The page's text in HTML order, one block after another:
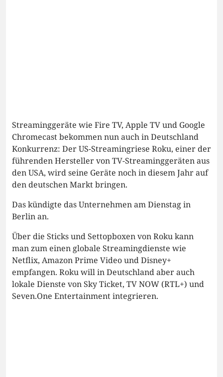
Streaminggeräte wie Fire TV, Apple TV und Google
Chromecast bekommen nun auch in Deutschland
Konkurrenz: Der US-Streamingriese Roku, einer der
führenden Hersteller von TV-Streaminggeräten aus
den USA, wird seine Geräte noch in diesem Jahr auf
den deutschen Markt bringen.
Das kündigte das Unternehmen am Dienstag in
Berlin an.
Über die Sticks und Settopboxen von Roku kann
man zum einen globale Streamingdienste wie
Netflix, Amazon Prime Video und Disney+
empfangen. Roku will in Deutschland aber auch
lokale Dienste von Sky Ticket, TV NOW (RTL+) und
Seven.One Entertainment integrieren.